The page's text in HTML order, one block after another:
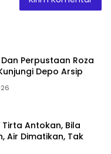
Perpustaan Roza
Depo Arsip
Antokan, Bila
Air Dimatikan, Tak